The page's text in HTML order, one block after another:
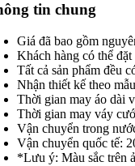
tin chung
Giá đã bao gồm
Khách hàng có thể
Tất cả sản phẩm đều
Nhận thiết kế theo
Thời gian may áo dài
Thời gian may váy
Vận chuyển trong
Vận chuyển quốc tế:
*Lưu ý: Màu sắc trên